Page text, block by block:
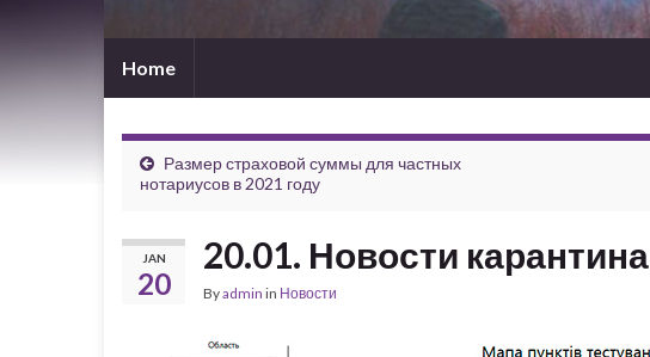
Home
Размер страховой суммы для частных
нотариусов в 2021 году
JAN
20
20.01. Новости карантина
Byadmin in Новости